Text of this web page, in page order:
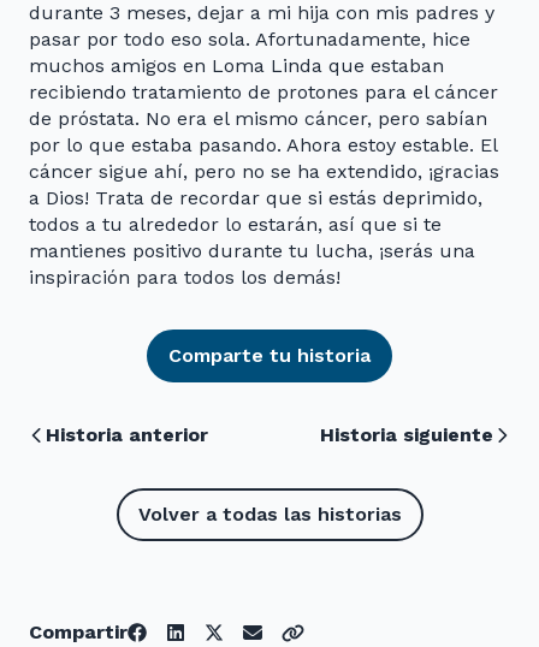
durante 3 meses, dejar a mi hija con mis padres y
pasar por todo eso sola. Afortunadamente, hice
muchos amigos en Loma Linda que estaban
recibiendo tratamiento de protones para el cáncer
de próstata. No era el mismo cáncer, pero sabían
por lo que estaba pasando. Ahora estoy estable. El
cáncer sigue ahí, pero no se ha extendido, ¡gracias
a Dios! Trata de recordar que si estás deprimido,
todos a tu alrededor lo estarán, así que si te
mantienes positivo durante tu lucha, ¡serás una
inspiración para todos los demás!
Comparte tu historia
Historia anterior Historia siguiente
Volver a todas las historias
Compartir